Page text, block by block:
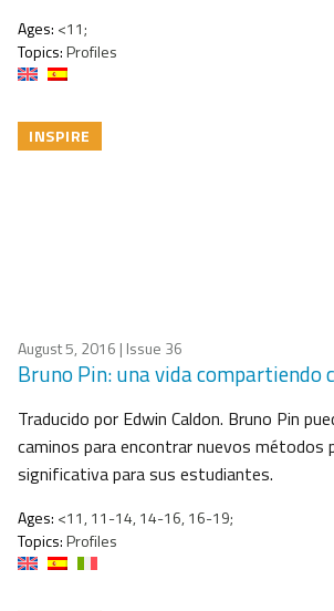
Ages: <11;
Topics:Profiles
INSPIRE
August 5, 2016 | Issue 36
Bruno Pin: una vida compartiendo
Traducido por Edwin Caldon. Bruno Pin
caminos para encontrar nuevos métodos
significativa para sus estudiantes.
Ages: <11, 11-14, 14-16, 16-19;
Topics:Profiles